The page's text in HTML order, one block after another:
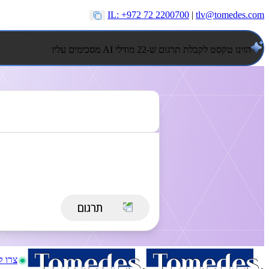
IL: +972 72 2200700 | tlv@tomedes.com
הזינו טקסט לקבלת תרגום ש-22 מודלי AI מסכימים עליו
צרו